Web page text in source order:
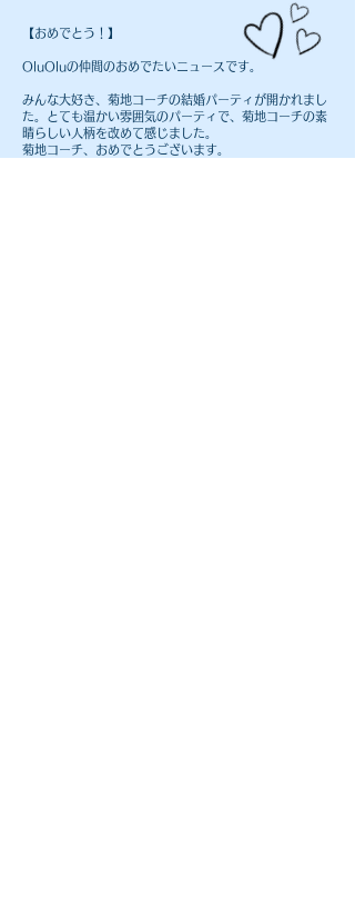
【おめでとう！】​
OluOluの仲間のおめでたいニュースです。
みんな大好き、菊地コーチの結婚パーティが開かれまし
た。とても温かい雰囲気のパーティで、菊地コーチの素
晴らしい人柄を改めて感じました。
​菊地コーチ、おめでとうございます。